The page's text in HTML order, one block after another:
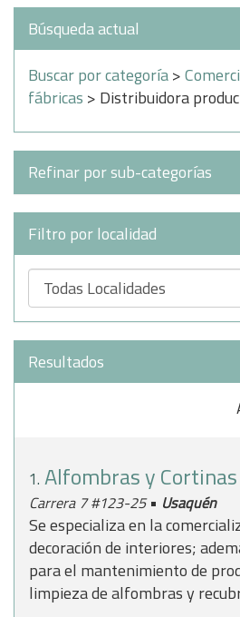
Búsqueda actual
Buscar por categoría>
fábricas > Distribuidora
Refinar por sub-categorías
Filtro por localidad
Resultados
1. Alfombras y
Carrera 7 #123-25• Usaquén
Se especializa en la
decoración de interiores;
para el mantenimiento de
limpieza de alfombras y